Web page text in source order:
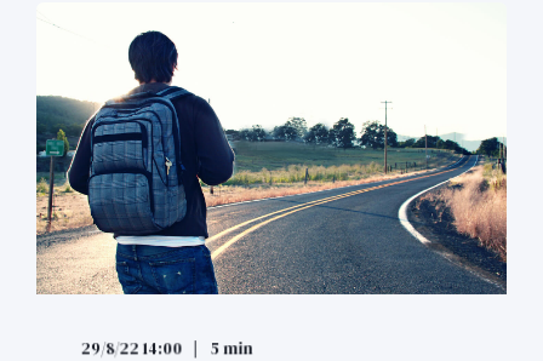
29/8/22 14:00 5 min